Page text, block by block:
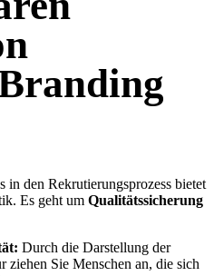
den Rekrutierungsprozess bietet
Es geht um Qualitätssicherung
Durch die Darstellung der
ziehen Sie Menschen an, die sich